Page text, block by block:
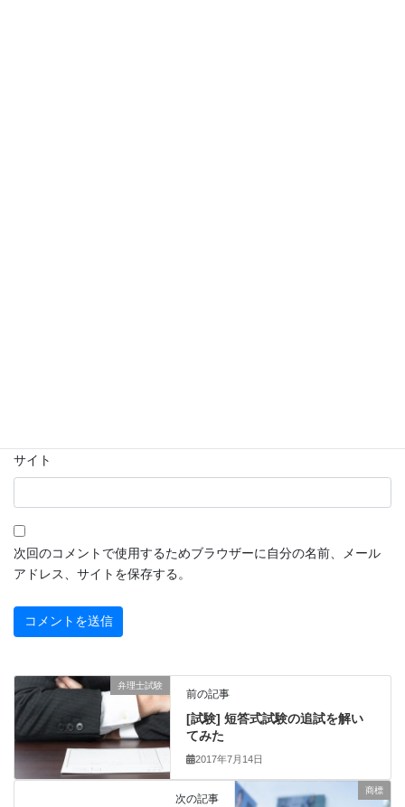
サイト
次回のコメントで使用するためブラウザーに自分の名前、メール
アドレス、サイトを保存する。
弁理士試験
前の記事
[試験] 短答式試験の追試を解い
てみた
2017年7月14日
商標
次の記事